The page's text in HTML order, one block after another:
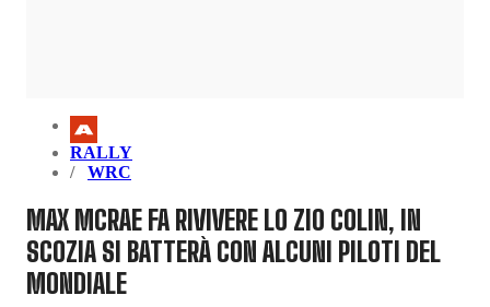
RALLY
WRC
MAX MCRAE FA RIVIVERE LO ZIO COLIN, IN
SCOZIA SI BATTERÀ CON ALCUNI PILOTI DEL
MONDIALE